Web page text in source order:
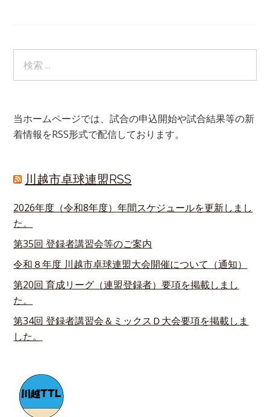
当ホームページでは、試合の申込開始や試合結果等の新
着情報をRSS形式で配信しております。
川越市卓球連盟RSS
2026年度（令和8年度）年間スケジュールを更新しまし
た。
第35回 登録者講習会等のご案内
令和８年度 川越市卓球連盟大会開催について（通知）
第20回 育成リーグ（連盟登録者）要項を掲載しまし
た。
第34回 登録者講習会＆ミックスＤ大会要項を掲載しま
した。